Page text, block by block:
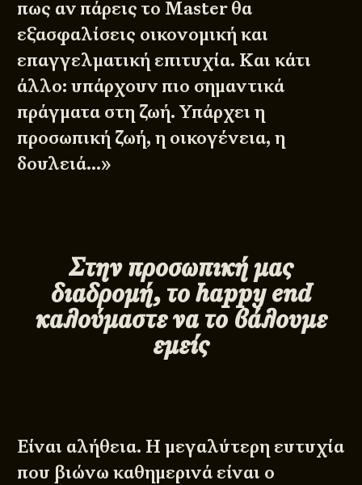
πως αν πάρεις το Master θα
εξασφαλίσεις οικονομική και
επαγγελματική επιτυχία. Και κάτι
άλλο: υπάρχουν πιο σημαντικά
πράγματα στη ζωή. Υπάρχει η
προσωπική ζωή, η οικογένεια, η
δουλειά…»
Στην προσωπική μας
διαδρομή, το happy end
καλούμαστε να το βάλουμε
εμείς
Είναι αλήθεια. Η μεγαλύτερη ευτυχία
που βιώνω καθημερινά είναι ο